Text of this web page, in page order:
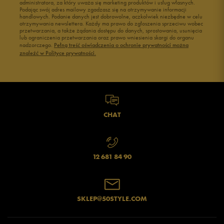
administratora, za który uważa się marketing produktów i usług własnych.
Podając swój adres mailowy zgadzasz się na otrzymywanie informacji
handlowych. Podanie danych jest dobrowolne, aczkolwiek niezbędne w celu
otrzymywania newslettera. Każdy ma prawo do zgłoszenia sprzeciwu wobec
przetwarzania, a także żądania dostępu do danych, sprostowania, usunięcia
lub ograniczenia przetwarzania oraz prawo wniesienia skargi do organu
nadzorczego. Pełną treść oświadczenia o ochronie prywatności można
znaleźć w Polityce prywatności.
CHAT
12 681 84 90
SKLEP@50STYLE.COM